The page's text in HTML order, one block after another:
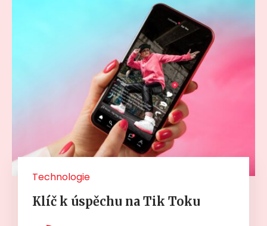
Technologie
Klíč k úspěchu na Tik Toku